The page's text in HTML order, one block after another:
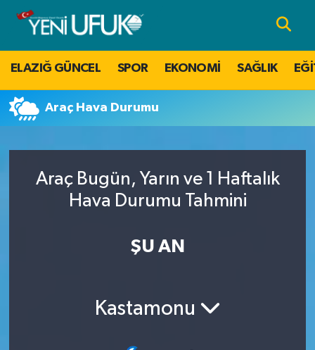
ELAZIĞ GÜNCEL SPOR EKONOMİ SAĞLIK
Araç Hava Durumu
Araç Bugün, Yarın ve 1 Haftalık
Hava Durumu Tahmini
ŞU AN
Kastamonu
Nöbetçi Eczaneler
Hava Durumu
Namaz Vakitleri
Süper Lig Puan Durumu ve Fikstür
Haber Arşivi